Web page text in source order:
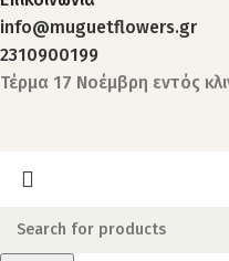
info@muguetflowers.gr
2310900199
Τέρμα 17 Νοέμβρη εντός